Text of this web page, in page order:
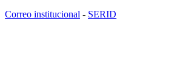
Correo institucional - SERID